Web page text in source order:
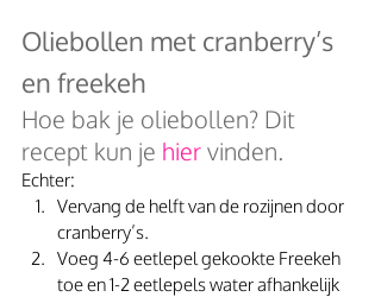
Oliebollen met cranberry’s
en freekeh
Hoe bak je oliebollen? Dit
recept kun je hier vinden.
Echter:
Vervang de helft van de rozijnen door
cranberry’s.
Voeg 4-6 eetlepel gekookte Freekeh
toe en 1-2 eetlepels water afhankelijk